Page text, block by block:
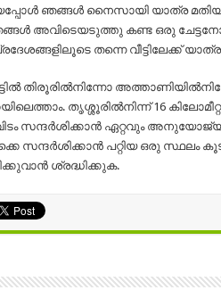
ഞങ്ങൾ നൈസായി യാത്ര
അവിടെയടുത്തു കണ്ട ഒരു
തന്നെ വീട്ടിലേക്ക്
തിരൂരിൽനിന്നോ
തൃശ്ശൂരിൽനിന്ന് 16
സന്ദർശിക്കാൻ ഏറ്റവും
സന്ദർശിക്കാൻ പറ്റിയ ഒരു സ്ഥലം
ശ്രദ്ധിക്കുക.